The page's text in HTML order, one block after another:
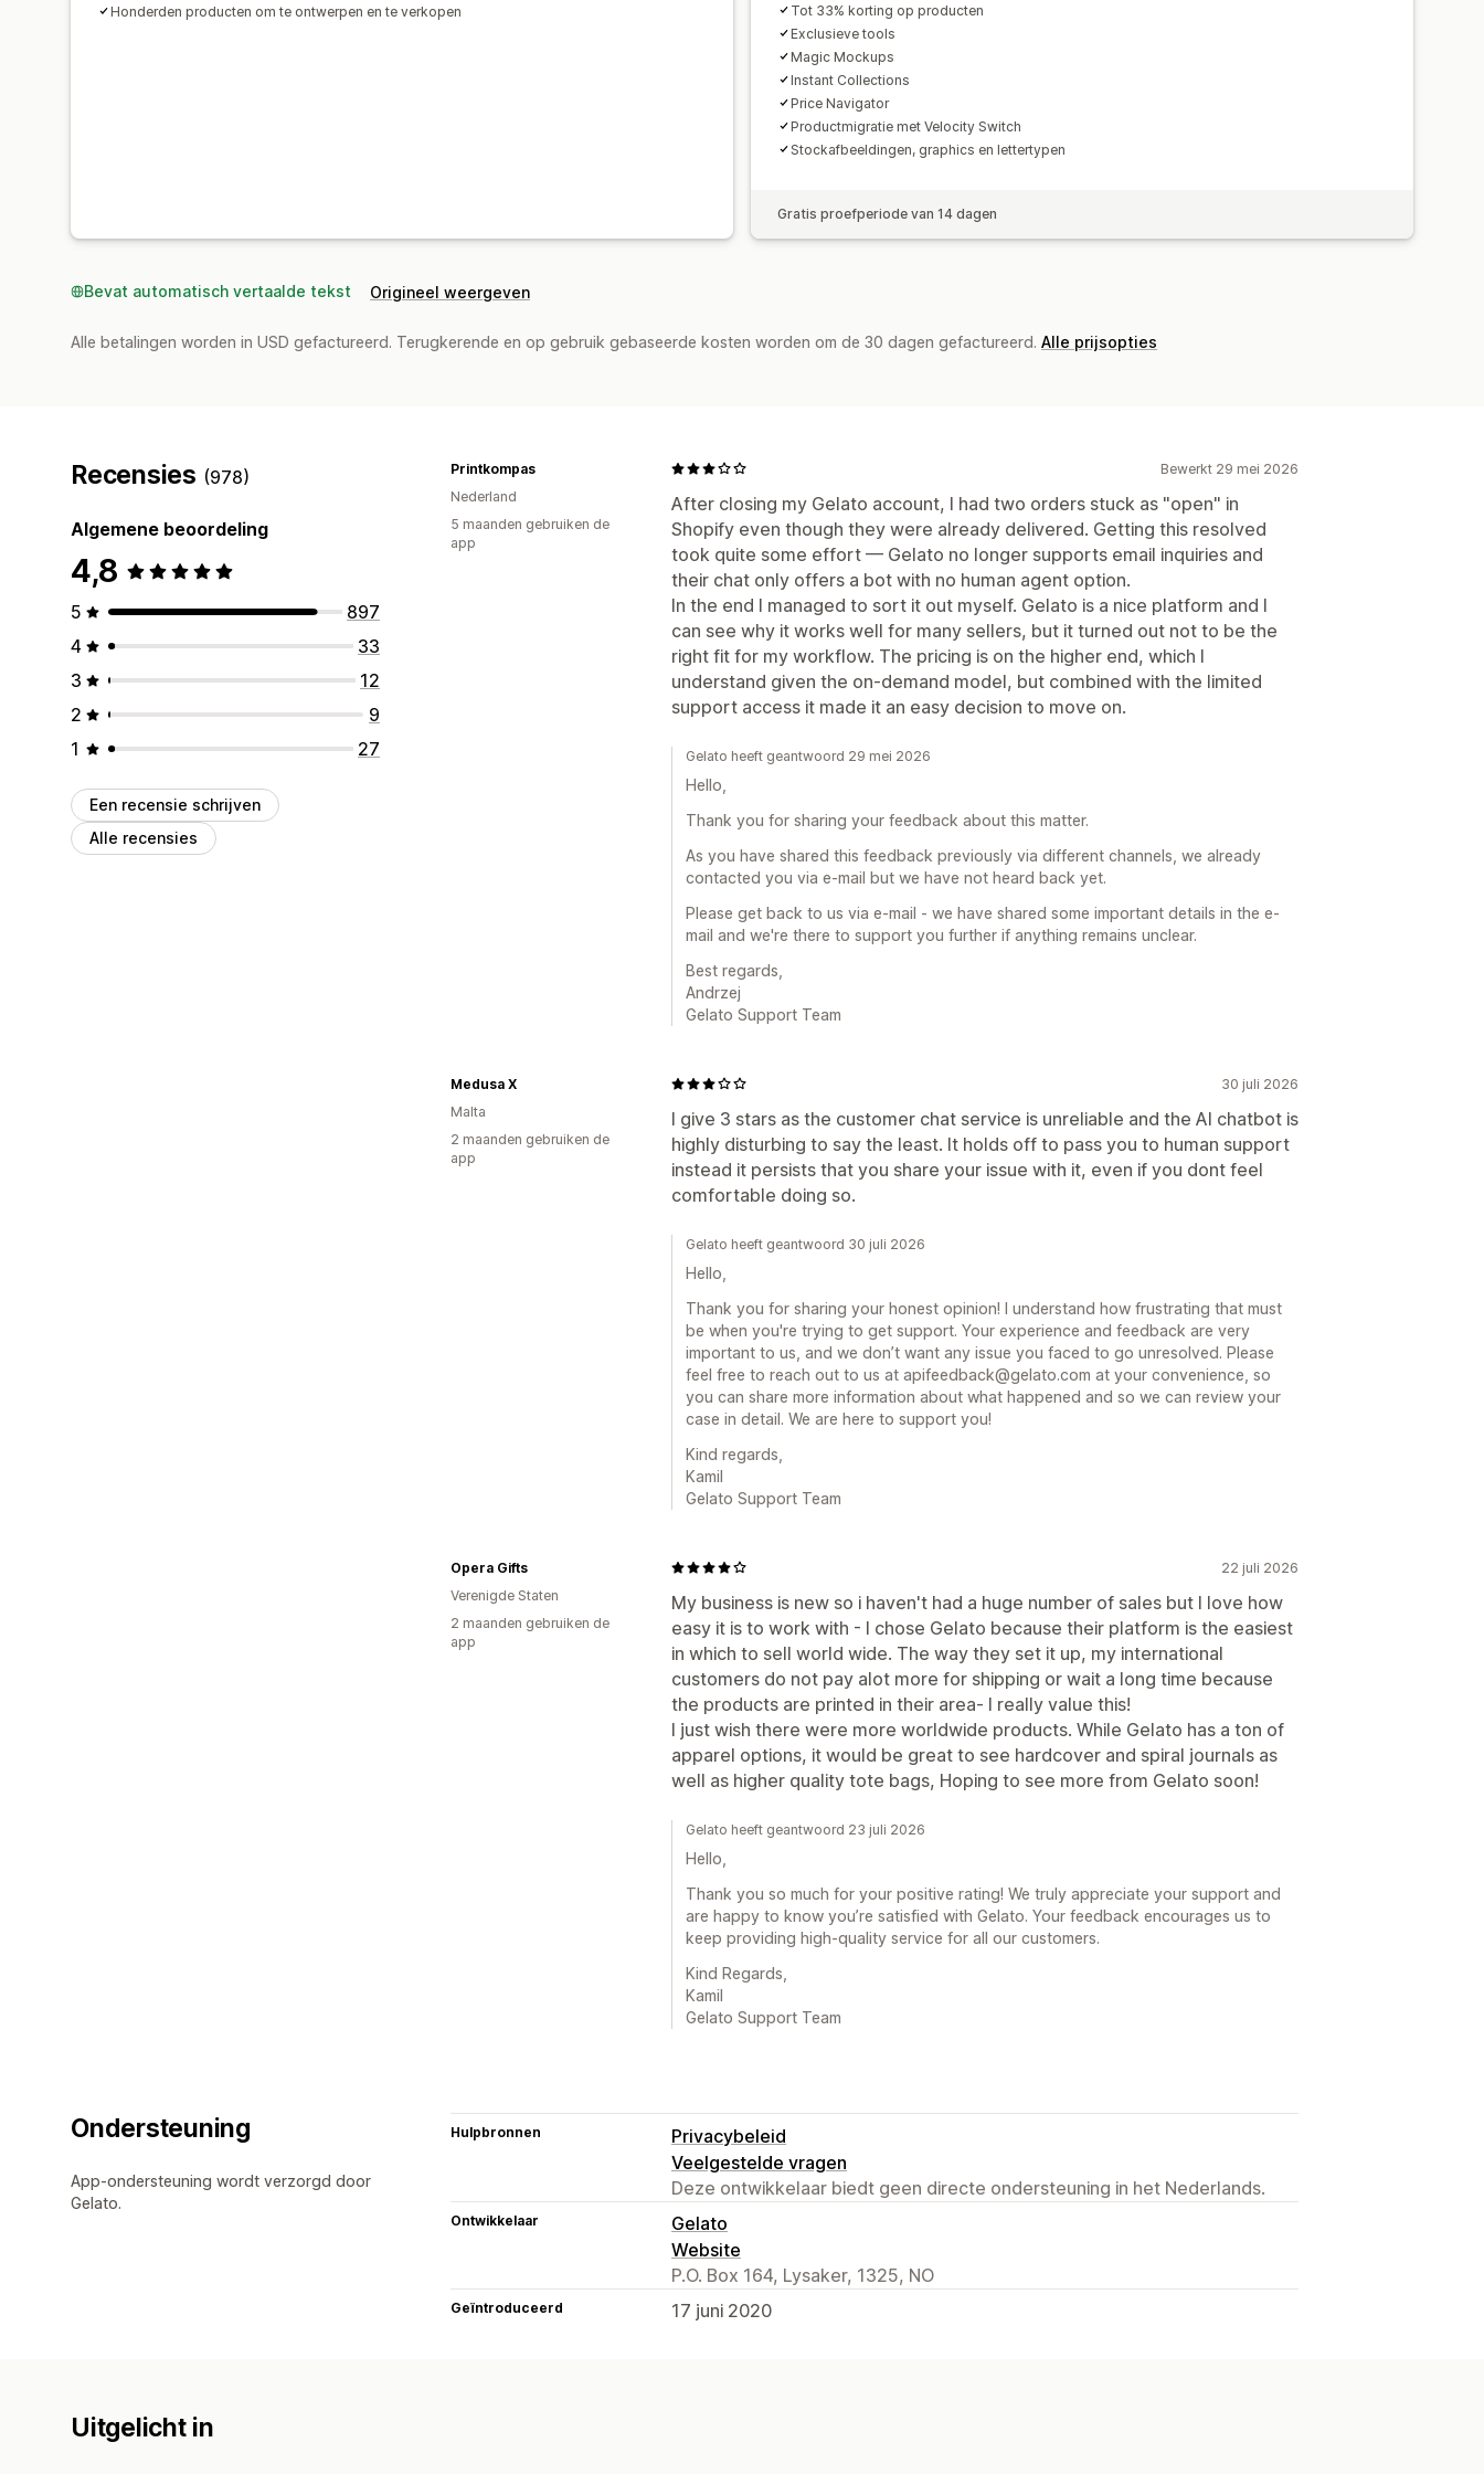
Honderden producten om te ontwerpen en te verkopen
Tot 33% korting op producten
Exclusieve tools
Magic Mockups
Instant Collections
Price Navigator
Productmigratie met Velocity Switch
Stockafbeeldingen, graphics en lettertypen
Gratis proefperiode van 14 dagen
Bevat automatisch vertaalde tekst Origineel weergeven
Alle betalingen worden in USD gefactureerd. Terugkerende en op gebruik gebaseerde kosten worden om de 30 dagen gefactureerd. Alle prijsopties
Recensies (978)
Algemene beoordeling
4,8
5
897
4
33
3
12
2
9
1
27
Een recensie schrijven
Alle recensies
Bewerkt 29 mei 2026
After closing my Gelato account, I had two orders stuck as "open" in
Shopify even though they were already delivered. Getting this resolved
took quite some effort — Gelato no longer supports email inquiries and
their chat only offers a bot with no human agent option.
In the end I managed to sort it out myself. Gelato is a nice platform and I
can see why it works well for many sellers, but it turned out not to be the
right fit for my workflow. The pricing is on the higher end, which I
understand given the on-demand model, but combined with the limited
support access it made it an easy decision to move on.
Printkompas
Nederland
5 maanden gebruiken de
app
Gelato heeft geantwoord 29 mei 2026
Hello,
Thank you for sharing your feedback about this matter.
As you have shared this feedback previously via different channels, we already
contacted you via e-mail but we have not heard back yet.
Please get back to us via e-mail - we have shared some important details in the e-
mail and we're there to support you further if anything remains unclear.
Best regards,
Andrzej
Gelato Support Team
30 juli 2026
I give 3 stars as the customer chat service is unreliable and the AI chatbot is
highly disturbing to say the least. It holds off to pass you to human support
instead it persists that you share your issue with it, even if you dont feel
comfortable doing so.
Medusa X
Malta
2 maanden gebruiken de
app
Gelato heeft geantwoord 30 juli 2026
Hello,
Thank you for sharing your honest opinion! I understand how frustrating that must
be when you're trying to get support. Your experience and feedback are very
important to us, and we don’t want any issue you faced to go unresolved. Please
feel free to reach out to us at apifeedback@gelato.com at your convenience, so
you can share more information about what happened and so we can review your
case in detail. We are here to support you!
Kind regards,
Kamil
Gelato Support Team
22 juli 2026
My business is new so i haven't had a huge number of sales but I love how
easy it is to work with - I chose Gelato because their platform is the easiest
in which to sell world wide. The way they set it up, my international
customers do not pay alot more for shipping or wait a long time because
the products are printed in their area- I really value this!
I just wish there were more worldwide products. While Gelato has a ton of
apparel options, it would be great to see hardcover and spiral journals as
well as higher quality tote bags, Hoping to see more from Gelato soon!
Opera Gifts
Verenigde Staten
2 maanden gebruiken de
app
Gelato heeft geantwoord 23 juli 2026
Hello,
Thank you so much for your positive rating! We truly appreciate your support and
are happy to know you’re satisfied with Gelato. Your feedback encourages us to
keep providing high-quality service for all our customers.
Kind Regards,
Kamil
Gelato Support Team
Ondersteuning
App-ondersteuning wordt verzorgd door
Gelato.
Hulpbronnen
Privacybeleid
Veelgestelde vragen
Deze ontwikkelaar biedt geen directe ondersteuning in het Nederlands.
Ontwikkelaar
Gelato
Website
P.O. Box 164, Lysaker, 1325, NO
Geïntroduceerd 17 juni 2020
Uitgelicht in